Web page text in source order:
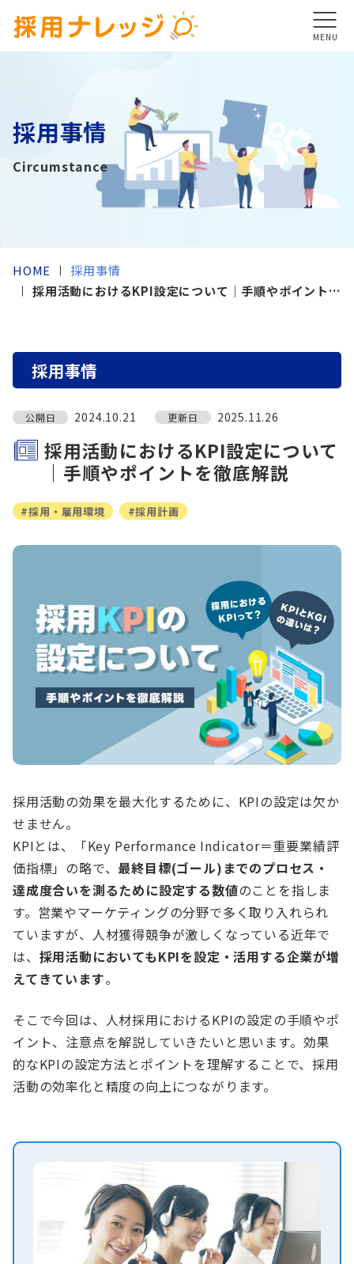
MENU
採用事情
Circumstance
HOME
採用事情
採用活動におけるKPI設定について｜手順やポイントを
採用事情
公開日 2024.10.21 更新日 2025.11.26
採用活動におけるKPI設定について
｜手順やポイントを徹底解説
#採用・雇用環境 #採用計画
採用活動の効果を最大化するために、KPIの設定は欠か
せません。
KPIとは、「Key Performance Indicator＝重要業績評
価指標」の略で、 最終目標(ゴール)までのプロセス・
達成度合いを測るために設定する数値のことを指しま
す。営業やマーケティングの分野で多く取り入れられ
ていますが、人材獲得競争が激しくなっている近年で
は、 採用活動においてもKPIを設定・活用する企業が増
えてきています。
そこで今回は、人材採用におけるKPIの設定の手順やポ
イント、注意点を解説していきたいと思います。効果
的なKPIの設定方法とポイントを理解することで、採用
活動の効率化と精度の向上につながります。